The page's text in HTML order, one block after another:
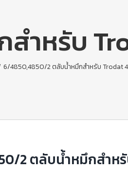
ำหรับ
6/4850,4850/2 ตลับน้ำหมึกสำหรับ Trodat
2 ตลับน้ำหมึกสำห